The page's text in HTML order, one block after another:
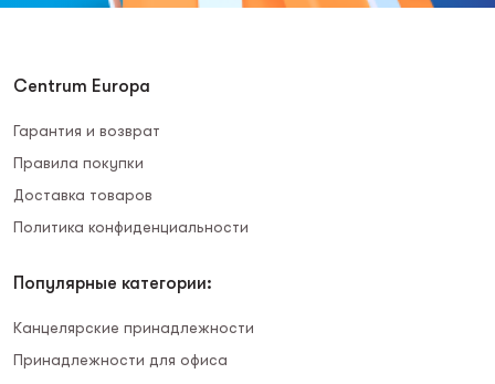
Centrum Europa
Гарантия и возврат
Правила покупки
Доставка товаров
Политика конфиденциальности
Популярные категории:
Канцелярские принадлежности
Принадлежности для офиса